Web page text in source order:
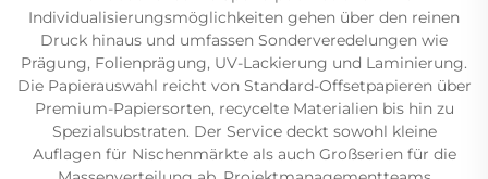
Individualisierungsmöglichkeiten gehen über den reinen
Druck hinaus und umfassen Sonderveredelungen wie
Prägung, Folienprägung, UV-Lackierung und Laminierung.
Die Papierauswahl reicht von Standard-Offsetpapieren über
Premium-Papiersorten, recycelte Materialien bis hin zu
Spezialsubstraten. Der Service deckt sowohl kleine
Auflagen für Nischenmärkte als auch Großserien für die